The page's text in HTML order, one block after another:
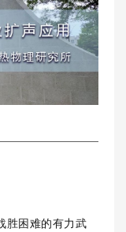
胜困难的有力武